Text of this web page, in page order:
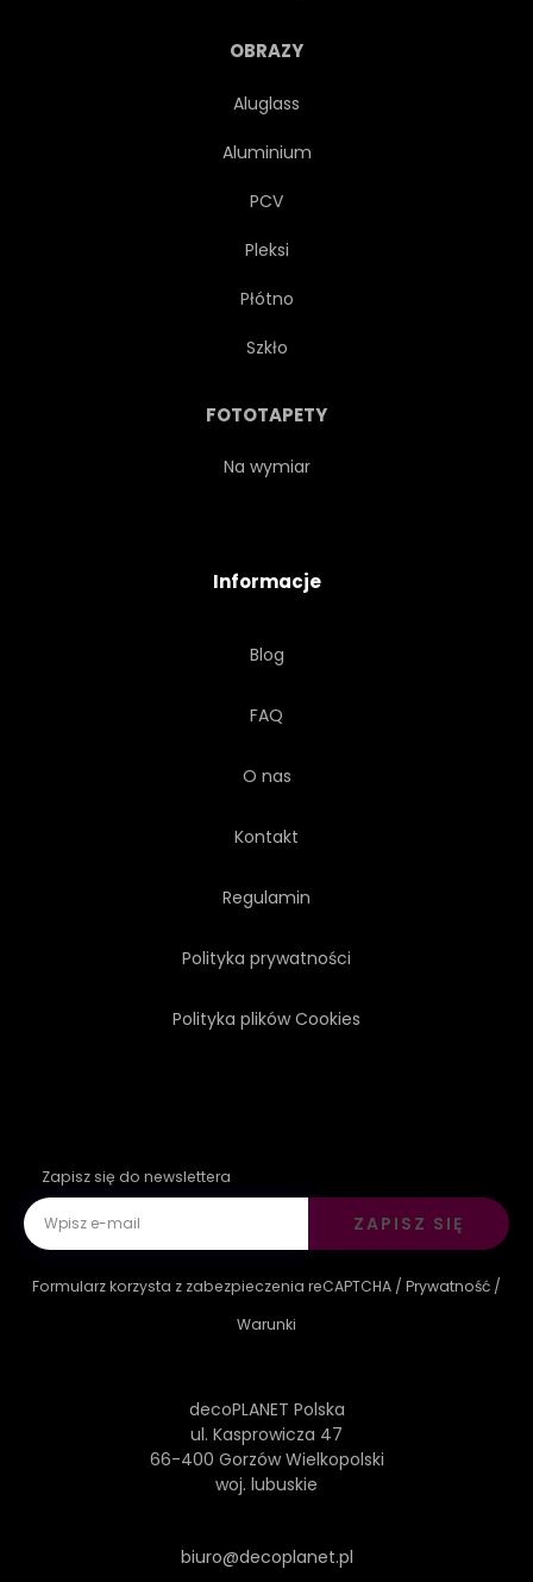
BEZPOŚREDNI
OBRAZY
Aluglass
Aluminium
PCV
Pleksi
Płótno
Szkło
FOTOTAPETY
Na wymiar
Informacje
Blog
FAQ
O nas
Kontakt
Regulamin
Polityka prywatności
Polityka plików Cookies
Zapisz się do newslettera
ZAPISZ SIĘ
Formularz korzysta z zabezpieczenia reCAPTCHA / Prywatność /
Warunki
decoPLANET Polska
ul. Kasprowicza 47
66-400 Gorzów Wielkopolski
woj. lubuskie
biuro@decoplanet.pl